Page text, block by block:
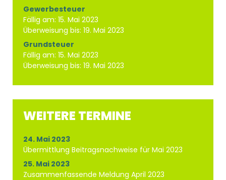
Gewerbesteuer
Fällig am: 15. Mai 2023
Überweisung bis: 19. Mai 2023
Grundsteuer
Fällig am: 15. Mai 2023
Überweisung bis: 19. Mai 2023
WEITERE TERMINE
24. Mai 2023
Übermittlung Beitragsnachweise für Mai 2023
25. Mai 2023
Zusammenfassende Meldung April 2023